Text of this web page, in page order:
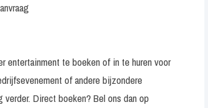
entertainment te boeken of in te huren voor
of andere bijzondere
Direct boeken? Bel ons dan op